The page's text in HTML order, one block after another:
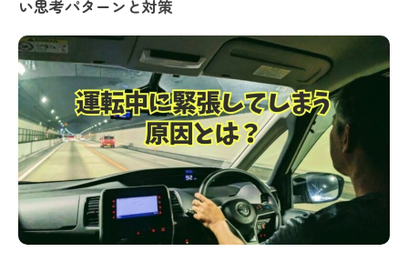
い思考パターンと対策